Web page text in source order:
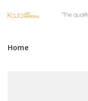
Home